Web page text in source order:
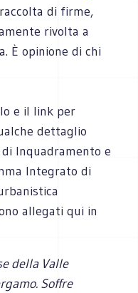
di firme,
rivolta a
È opinione di chi
e il link per
dettaglio
Inquadramento e
Integrato di
allegati qui in
della Valle
Soffre